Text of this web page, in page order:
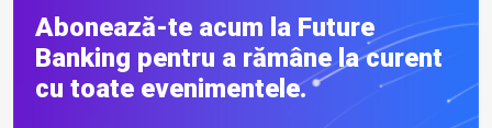
Abonează-te acum la Future
Banking pentru a rămâne la curent
cu toate evenimentele.